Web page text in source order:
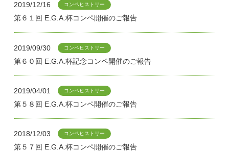
2019/12/16 コンペヒストリー
第６１回 E.G.A.杯コンペ開催のご報告
2019/09/30 コンペヒストリー
第６０回 E.G.A.杯記念コンペ開催のご報告
2019/04/01 コンペヒストリー
第５８回 E.G.A.杯コンペ開催のご報告
2018/12/03 コンペヒストリー
第５７回 E.G.A.杯コンペ開催のご報告